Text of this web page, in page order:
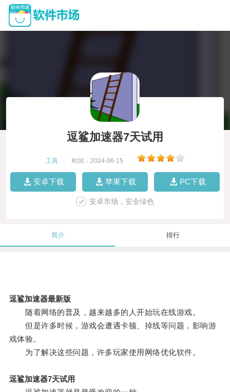
逗鲨加速器7天试用
工具 时间：2024-06-15
安卓下载 苹果下载 PC下载
安卓市场，安全绿色
简介 排行
逗鲨加速器最新版
随着网络的普及，越来越多的人开始玩在线游戏。
但是许多时候，游戏会遭遇卡顿、掉线等问题，影响游
戏体验。
为了解决这些问题，许多玩家使用网络优化软件。
逗鲨加速器7天试用